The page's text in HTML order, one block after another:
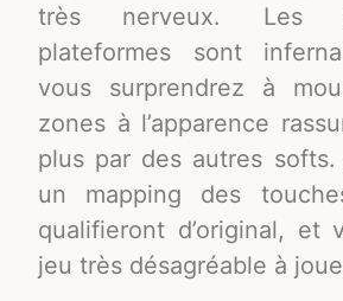
très nerveux. Les
plateformes sont
vous surprendrez à
zones à l’apparence
plus par des autres
un mapping des
qualifieront d’original, et
jeu très désagréable à